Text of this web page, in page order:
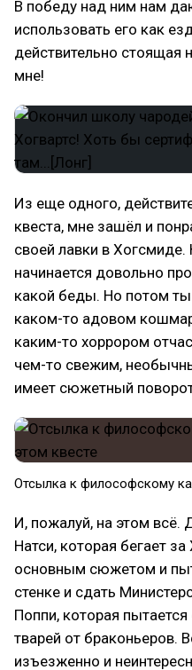
В победу над ним нам
использовать его как
действительно стоящая
мне!
Из еще одного,
квеста, мне зашёл и
своей лавки в
начинается довольно
какой беды. Но потом
каком-то адовом
каким-то хоррором
чем-то свежим,
имеет сюжетный
Отсылка к философскому
И, пожалуй, на этом всё.
Натси, которая бегает
основным сюжетом и
стенке и сдать
Поппи, которая
тварей от браконьеров.
изъезженно и